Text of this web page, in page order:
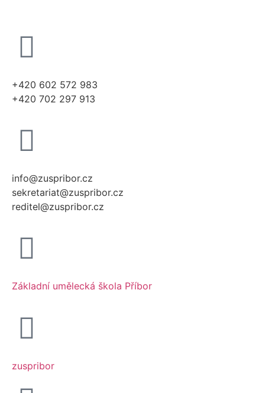
+420 602 572 983
+420 702 297 913
info@zuspribor.cz
sekretariat@zuspribor.cz
reditel@zuspribor.cz
Základní umělecká škola Příbor
zuspribor